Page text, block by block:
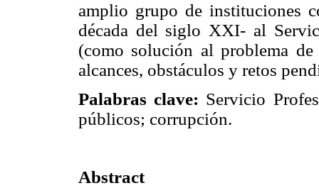
amplio grupo de instituciones
década del siglo XXI- al
(como solución al problema
alcances, obstáculos y retos
Palabras clave: Servicio
públicos; corrupción.
Abstract